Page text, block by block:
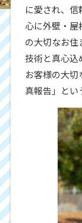
に愛され、
心に外壁・屋
の大切なお
技術と真心込
お客様の大
真報告」とい